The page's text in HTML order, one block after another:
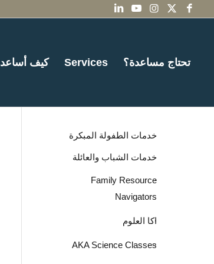
تحتاج مساعدة؟ Services كيف أساعد
خدمات الطفولة المبكرة
خدمات الشباب والعائلة
Family Resource
Navigators
اكا العلوم
AKA Science Classes